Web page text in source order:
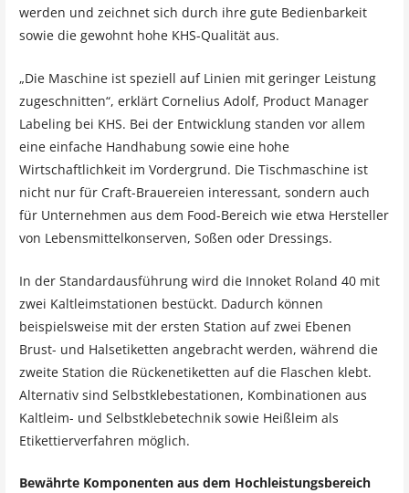
werden und zeichnet sich durch ihre gute Bedienbarkeit
sowie die gewohnt hohe KHS-Qualität aus.
„Die Maschine ist speziell auf Linien mit geringer Leistung
zugeschnitten“, erklärt Cornelius Adolf, Product Manager
Labeling bei KHS. Bei der Entwicklung standen vor allem
eine einfache Handhabung sowie eine hohe
Wirtschaftlichkeit im Vordergrund. Die Tischmaschine ist
nicht nur für Craft-Brauereien interessant, sondern auch
für Unternehmen aus dem Food-Bereich wie etwa Hersteller
von Lebensmittelkonserven, Soßen oder Dressings.
In der Standardausführung wird die Innoket Roland 40 mit
zwei Kaltleimstationen bestückt. Dadurch können
beispielsweise mit der ersten Station auf zwei Ebenen
Brust- und Halsetiketten angebracht werden, während die
zweite Station die Rückenetiketten auf die Flaschen klebt.
Alternativ sind Selbstklebestationen, Kombinationen aus
Kaltleim- und Selbstklebetechnik sowie Heißleim als
Etikettierverfahren möglich.
Bewährte Komponenten aus dem Hochleistungsbereich